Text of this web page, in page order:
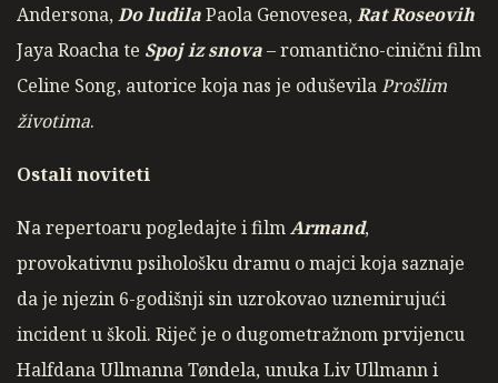
Andersona,Do ludilaPaola Genovesea,Rat Roseovih
Jaya Roacha te Spoj iz snova– romantično-cinični film
Celine Song, autorice koja nas je oduševilaProšlim
životima.
Ostali noviteti
Na repertoaru pogledajte i filmArmand,
provokativnu psihološku dramu o majci koja saznaje
da je njezin 6-godišnji sin uzrokovao uznemirujući
incident u školi. Riječ je o dugometražnom prvijencu
Halfdana Ullmanna Tøndela, unuka Liv Ullmann i